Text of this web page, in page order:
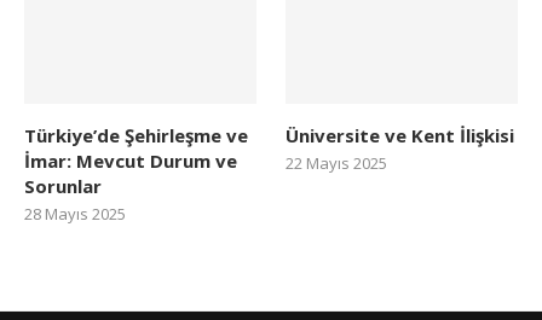
Türkiye’de Şehirleşme ve
İmar: Mevcut Durum ve
Sorunlar
28 Mayıs 2025
Üniversite ve Kent İlişkisi
22 Mayıs 2025